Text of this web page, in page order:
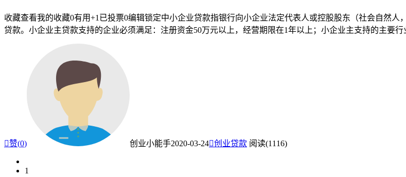
收藏查看我的收藏0有用+1已投票0编辑锁定中小企业贷款指银行向小企业法定代表人或控股股东（社会自然
贷款。小企业主贷款支持的企业必须满足：注册资金50万元以上，经营期限在1年以上；小企业主支持的主要
赞(0) 创业小能手2020-03-24创业贷款 阅读(1116)
1